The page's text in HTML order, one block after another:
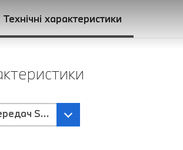
Технічні характеристики
Steptronic з пелюстками